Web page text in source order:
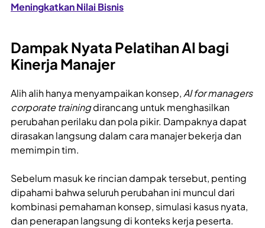
Meningkatkan Nilai Bisnis
Dampak Nyata Pelatihan AI bagi
Kinerja Manajer
Alih alih hanya menyampaikan konsep, AI for managers
corporate trainingdirancang untuk menghasilkan
perubahan perilaku dan pola pikir. Dampaknya dapat
dirasakan langsung dalam cara manajer bekerja dan
memimpin tim.
Sebelum masuk ke rincian dampak tersebut, penting
dipahami bahwa seluruh perubahan ini muncul dari
kombinasi pemahaman konsep, simulasi kasus nyata,
dan penerapan langsung di konteks kerja peserta.